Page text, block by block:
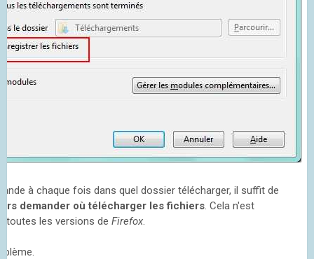
à chaque fois dans quel dossier télécharger, il suffit de
demander où télécharger les fichiers . Cela n'est
toutes les versions de Firefox